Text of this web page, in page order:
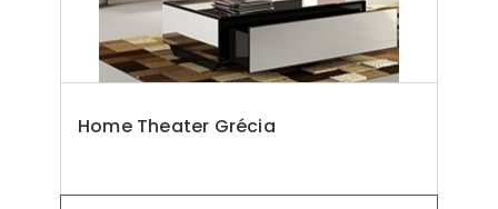
Home Theater Grécia